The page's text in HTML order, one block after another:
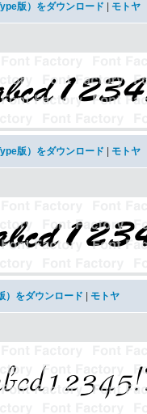
版）をダウンロード モトヤ
版）をダウンロード モトヤ
）をダウンロード モトヤ